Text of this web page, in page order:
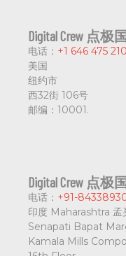
Digital Crew 点
电话： +1 646 475
美国
纽约市
西32街 106号
邮编： 10001.
Digital Crew 点
电话： +91-
印度 Maharashtra 孟
Senapati Bapat
Kamala Mills